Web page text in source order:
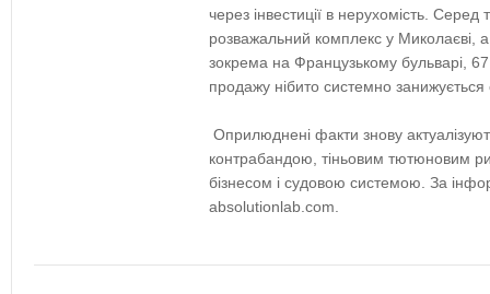
через інвестиції в нерухомість. Серед
розважальний комплекс у Миколаєві,
зокрема на Французькому бульварі,
продажу нібито системно занижується
Оприлюднені факти знову
контрабандою, тіньовим тютюновим
бізнесом і судовою системою. За
absolutionlab.com.